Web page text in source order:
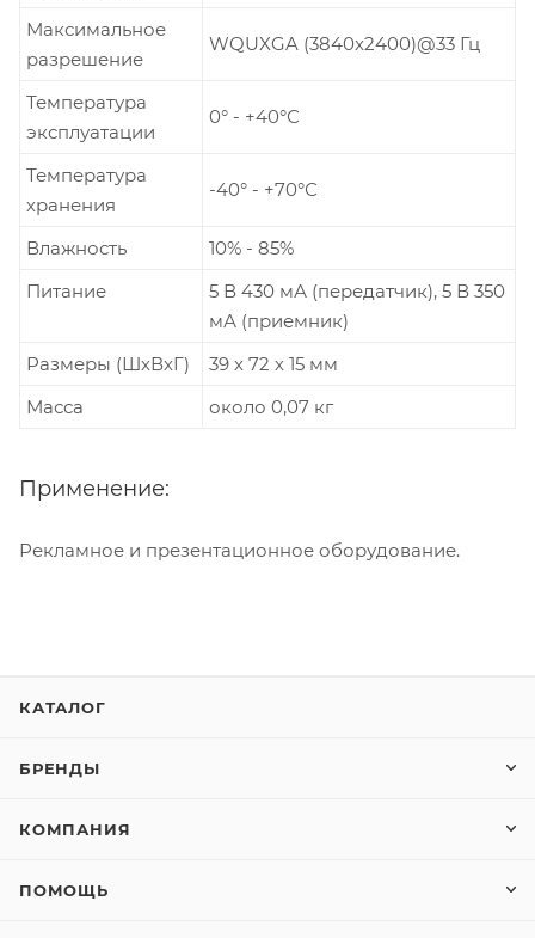
Максимальное
разрешение
WQUXGA (3840x2400)@33 Гц
Температура
эксплуатации
0° - +40°С
Температура
хранения
-40° - +70°С
Влажность
10% - 85%
Питание
5 В 430 мА (передатчик), 5 В 350
мА (приемник)
Размеры (ШхВхГ)
39 х 72 х 15 мм
Масса
около 0,07 кг
Применение:
Рекламное и презентационное оборудование.
КАТАЛОГ
БРЕНДЫ
КОМПАНИЯ
ПОМОЩЬ